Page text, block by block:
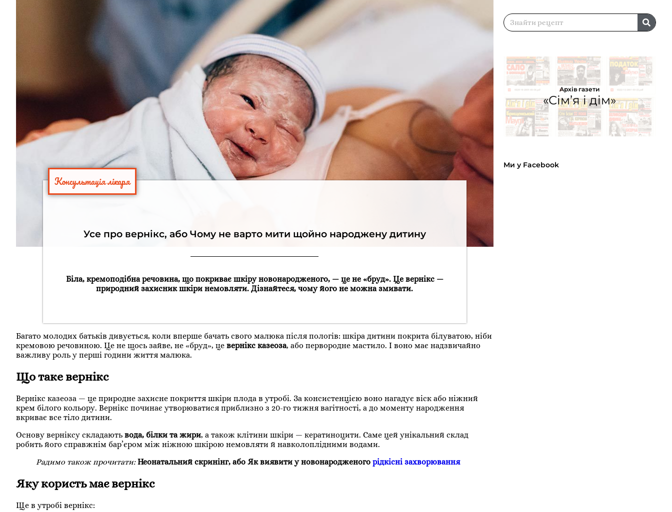
Консультація лікаря
Усе про вернікс, або Чому не варто мити щойно народжену дитину
Біла, кремоподібна речовина, що покриває шкіру новонародженого, — це не «бруд». Це вернікс —
природний захисник шкіри немовляти. Дізнайтеся, чому його не можна змивати.
Багато молодих батьків дивується, коли вперше бачать свого малюка після пологів: шкіра дитини покрита білуватою, ніби
кремовою речовиною. Це не щось зайве, не «бруд», це вернікс казеоза, або первородне мастило. І воно має надзвичайно
важливу роль у перші години життя малюка.
Що таке вернікс
Вернікс казеоза — це природне захисне покриття шкіри плода в утробі. За консистенцією воно нагадує віск або ніжний
крем білого кольору. Вернікс починає утворюватися приблизно з 20-го тижня вагітності, а до моменту народження
вкриває все тіло дитини.
Основу верніксу складають вода, білки та жири, а також клітини шкіри — кератиноцити. Саме цей унікальний склад
робить його справжнім бар’єром між ніжною шкірою немовляти й навколоплідними водами.
Радимо також прочитати:Неонатальний скринінг, або Як виявити у новонародженого рідкісні захворювання
Яку користь має вернікс
Ще в утробі вернікс:
Архів газети
«Сім’я і дім»
Ми у Facebook